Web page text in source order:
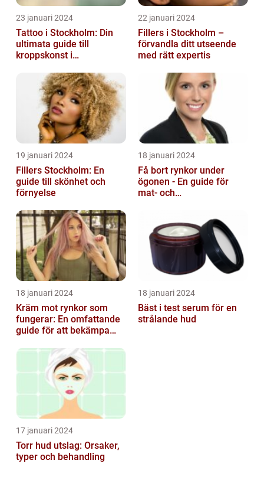
23 januari 2024
Tattoo i Stockholm: Din
ultimata guide till
kroppskonst i
22 januari 2024
Fillers i Stockholm –
förvandla ditt utseende
med rätt expertis
19 januari 2024
Fillers Stockholm: En
guide till skönhet och
förnyelse
18 januari 2024
Få bort rynkor under
ögonen - En guide för
mat- och
18 januari 2024
Kräm mot rynkor som
fungerar: En omfattande
guide för att bekämpa
18 januari 2024
Bäst i test serum för en
strålande hud
17 januari 2024
Torr hud utslag: Orsaker,
typer och behandling